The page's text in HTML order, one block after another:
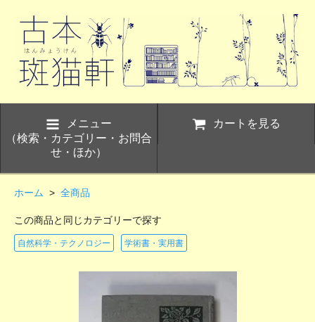
メニュー
（検索・カテゴリー・お問合
せ・ほか）
カートを見る
ホーム > 全商品
この商品と同じカテゴリーで探す
自然科学・テクノロジー 学術書・実用書